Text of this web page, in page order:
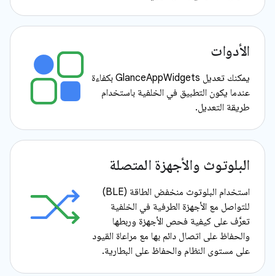
الأدوات
يمكنك تعديل GlanceAppWidgets بكفاءة
عندما يكون التطبيق في الخلفية باستخدام
طريقة التعديل.
البلوتوث والأجهزة المتصلة
استخدام البلوتوث منخفض الطاقة (BLE)
للتواصل مع الأجهزة الطرفية في الخلفية
تعرَّف على كيفية فحص الأجهزة وربطها
والحفاظ على اتصال دائم بها مع مراعاة القيود
على مستوى النظام والحفاظ على البطارية.